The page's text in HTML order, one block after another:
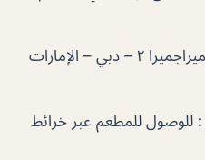
شارع جميرا – جميراجميرا ٢ – دبي – الإمارات
: للوصول للمطعم عبر خرائط